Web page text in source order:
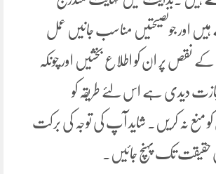
اور جونصیحتیں مناسب جانیں عمل
نقص پر ان کو اطلاع بخشیں اور چونکہ
دیدی ہے اس لئے طریقہ کو
نہ کریں۔ شاید آپ کی توجہ کی برکت
حقیقت تک پہنچ جائیں۔